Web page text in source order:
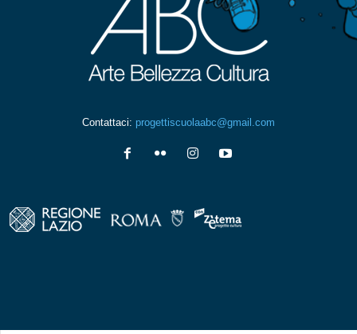
Contattaci: progettiscuolaabc@gmail.com